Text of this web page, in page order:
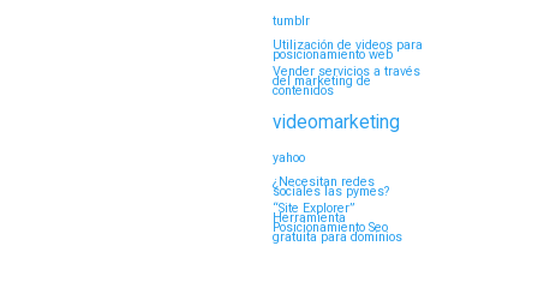
tumblr
Utilización de videos para
posicionamiento web
Vender servicios a través
del marketing de
contenidos
videomarketing
yahoo
¿Necesitan redes
sociales las pymes?
“Site Explorer”
Herramienta
Posicionamiento Seo
gratuita para dominios